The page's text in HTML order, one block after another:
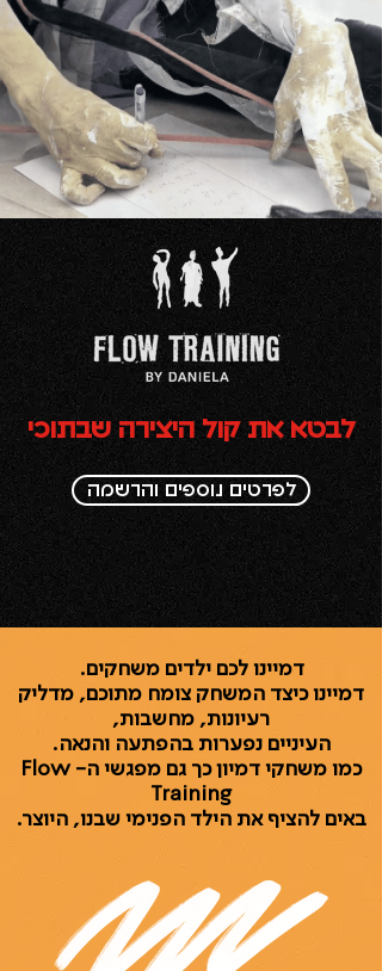
דמיינו לכם ילדים משחקים.
דמיינו כיצד המשחק צומח מתוכם, מדליק
רעיונות, מחשבות,
העיניים נפערות בהפתעה והנאה.
כמו משחקי דמיון כך גם מפגשי ה- Flow
Training
באים להציף את הילד הפנימי שבנו, היוצר.
לבטא את קול היצירה שבתוכי
לפרטים נוספים והרשמה